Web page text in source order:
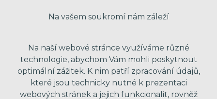
Na vašem soukromí nám záleží
Na naší webové stránce využíváme různé
technologie, abychom Vám mohli poskytnout
optimální zážitek. K nim patří zpracování údajů,
které jsou technicky nutné k prezentaci
webových stránek a jejich funkcionalit, rovněž